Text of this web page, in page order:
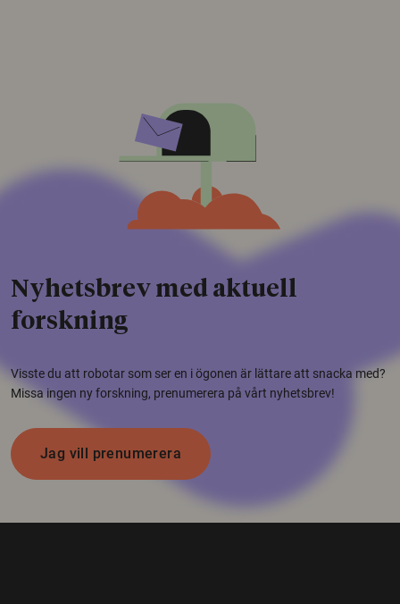
Nyhetsbrev med aktuell
forskning
Visste du att robotar som ser en i ögonen är lättare att snacka med?
Missa ingen ny forskning, prenumerera på vårt nyhetsbrev!
Jag vill prenumerera